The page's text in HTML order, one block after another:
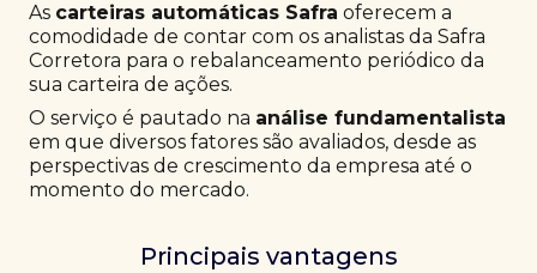
As carteiras automáticas Safra oferecem a
comodidade de contar com os analistas da Safra
Corretora para o rebalanceamento periódico da
sua carteira de ações.
O serviço é pautado na análise fundamentalista
em que diversos fatores são avaliados, desde as
perspectivas de crescimento da empresa até o
momento do mercado.
Principais vantagens